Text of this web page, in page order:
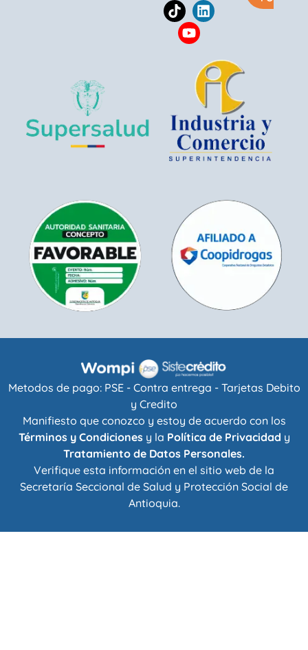
Metodos de pago: PSE - Contra entrega - Tarjetas Debito
y Credito
Manifiesto que conozco y estoy de acuerdo con los
Términos y Condicionesy la Política de Privacidad y
Tratamiento de Datos Personales.
Verifique esta información en el sitio web de la
Secretaría Seccional de Salud y Protección Social de
Antioquia.